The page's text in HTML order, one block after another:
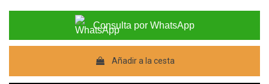
Consulta por WhatsApp
Añadir a la cesta